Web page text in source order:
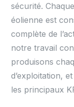
sécurité.
éolienne est
complète de
notre travail
produisons
d’exploitation,
les principaux